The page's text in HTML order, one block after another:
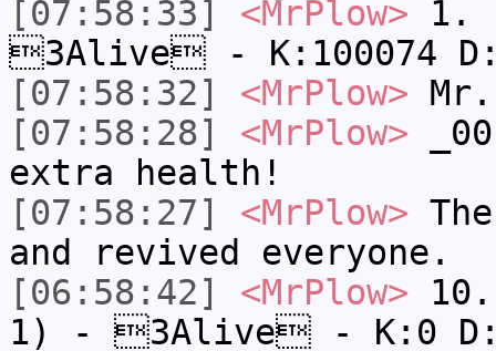
[07:58:33]
<MrPlow> 1.
3Alive - K:100074
[07:58:32]
<MrPlow>
[07:58:28]
<MrPlow>
extra health!
[07:58:27]
<MrPlow>
and revived everyone.
[06:58:42]
<MrPlow>
1) - 3Alive - K:0